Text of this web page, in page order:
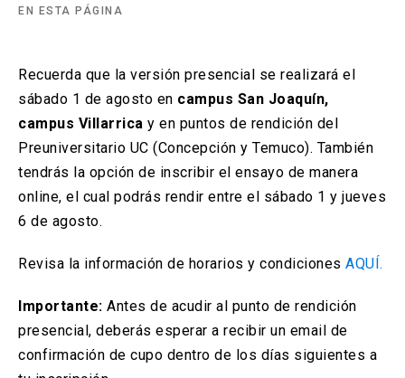
Admisión Postgrado
Recuerda que la versión presencial se realizará el
sábado 1 de agosto en campus San Joaquín,
campus Villarrica y en puntos de rendición del
Preuniversitario UC (Concepción y Temuco). También
tendrás la opción de inscribir el ensayo de manera
online, el cual podrás rendir entre el sábado 1 y jueves
6 de agosto.
Revisa la información de horarios y condiciones AQUÍ.
Importante: Antes de acudir al punto de rendición
presencial, deberás esperar a recibir un email de
confirmación de cupo dentro de los días siguientes a
EN ESTA PÁGINA